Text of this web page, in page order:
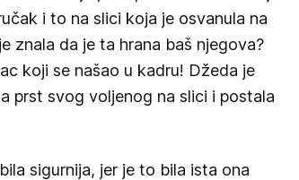
i to na slici koja je osvanula na
znala da je ta hrana baš njegova?
koji se našao u kadru! Džeda je
prst svog voljenog na slici i postala
sigurnija, jer je to bila ista ona